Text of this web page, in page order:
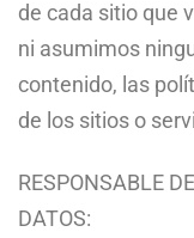
de cada sitio que
ni asumimos
contenido, las
de los sitios o
RESPONSABLE
DATOS: